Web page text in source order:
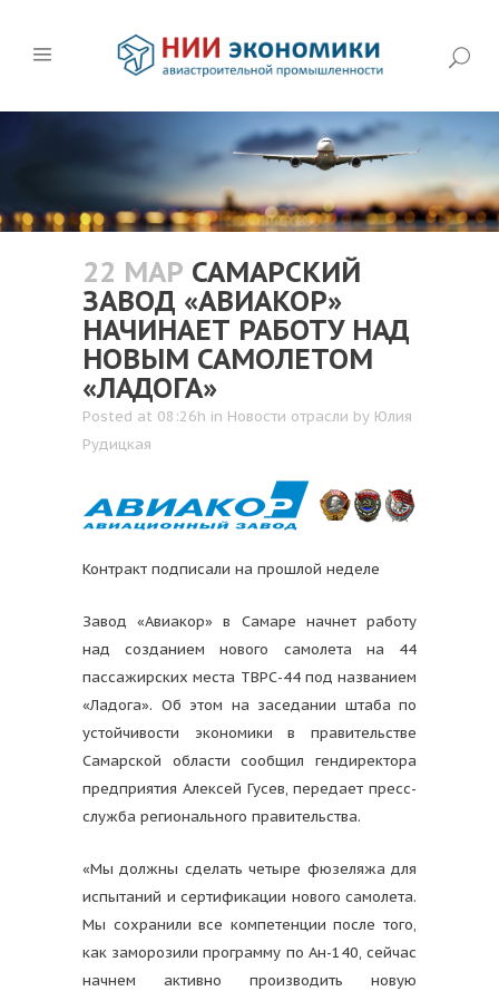
22 МАР САМАРСКИЙ
ЗАВОД «АВИАКОР»
НАЧИНАЕТ РАБОТУ НАД
НОВЫМ САМОЛЕТОМ
«ЛАДОГА»
Posted at 08:26h in Новости отрасли by Юлия
Рудицкая
Контракт подписали на прошлой неделе
Завод «Авиакор» в Самаре начнет работу
над созданием нового самолета на 44
пассажирских места ТВРС-44 под названием
«Ладога». Об этом на заседании штаба по
устойчивости экономики в правительстве
Самарской области сообщил гендиректора
предприятия Алексей Гусев, передает пресс-
служба регионального правительства.
«Мы должны сделать четыре фюзеляжа для
испытаний и сертификации нового самолета.
Мы сохранили все компетенции после того,
как заморозили программу по Ан-140, сейчас
начнем активно производить новую